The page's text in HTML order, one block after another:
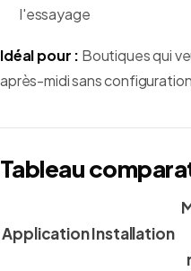
l'essayage
Idéal pour : Boutiques qui
après-midi sans
Tableau
ApplicationInstallation